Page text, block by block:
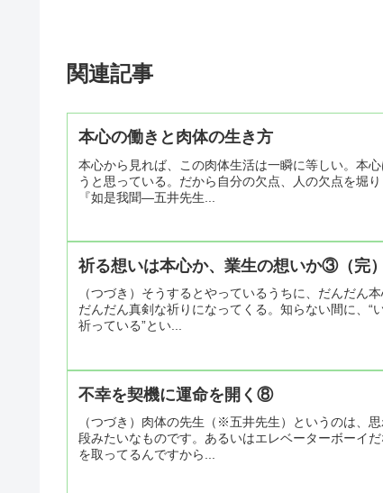
関連記事
本心の働きと肉体の生き方
本心から見れば、この肉体生活は一瞬に等しい。本
うと思っている。だから自分の欠点、人の欠点を堀
『如是我聞―五井先生...
祈る想いは本心か、業生の想いか③（完）
（つづき）そうするとやっているうちに、だんだん
だんだん真剣な祈りになってくる。知らない間に、“
祈っている”とい...
不幸を契機に運命を開く⑧
（つづき）肉体の先生（※五井先生）というのは、
段みたいなものです。あるいはエレベーターボーイ
を取ってるんですから...